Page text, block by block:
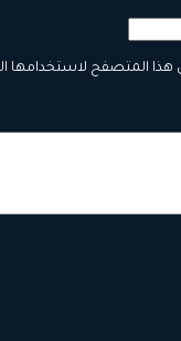
هذا المتصفح لاستخدامها